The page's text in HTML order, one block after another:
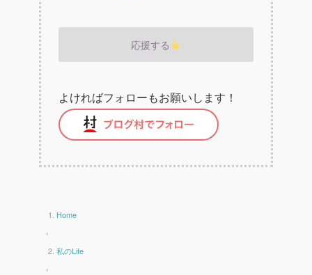
応援する
よければフォローもお願いします！
Home
›
私のLife
›